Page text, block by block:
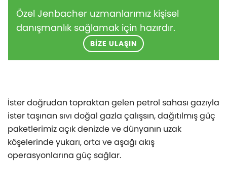
Özel Jenbacher uzmanlarımız kişisel
danışmanlık sağlamak için hazırdır.
BIZE ULAŞIN
İster doğrudan topraktan gelen petrol sahası gazıyla
ister taşınan sıvı doğal gazla çalışsın, dağıtılmış güç
paketlerimiz açık denizde ve dünyanın uzak
köşelerinde yukarı, orta ve aşağı akış
operasyonlarına güç sağlar.